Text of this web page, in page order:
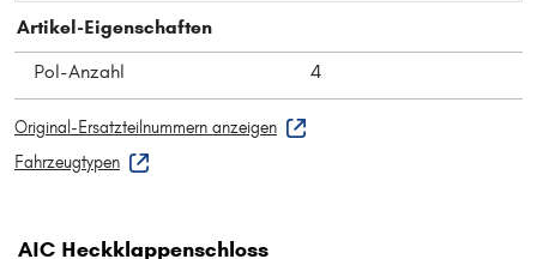
Artikel-Eigenschaften
Pol-Anzahl
4
Original-Ersatzteilnummern anzeigen
Fahrzeugtypen
AIC Heckklappenschloss